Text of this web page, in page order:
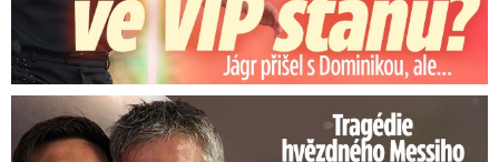
Tragédie hvězdného Messiho: Zemřel mu táta (†68)!